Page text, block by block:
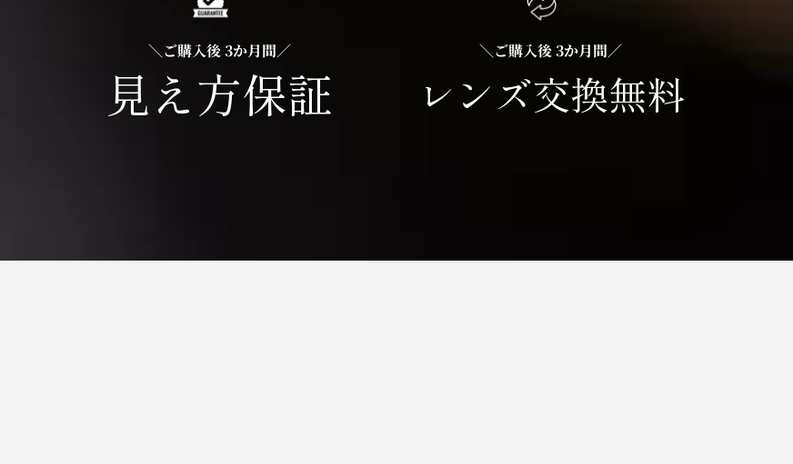
＼ご購入後 3か月間／
見え方保証
＼ご購入後 3か月間／
レンズ交換無料